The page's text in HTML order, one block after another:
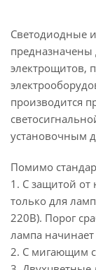
Светодиодные
предназначены
электрощитов,
производится
установочным
Помимо
1. С защитой от
только для
220В). Порог
лампа начинает
2. С мигающим